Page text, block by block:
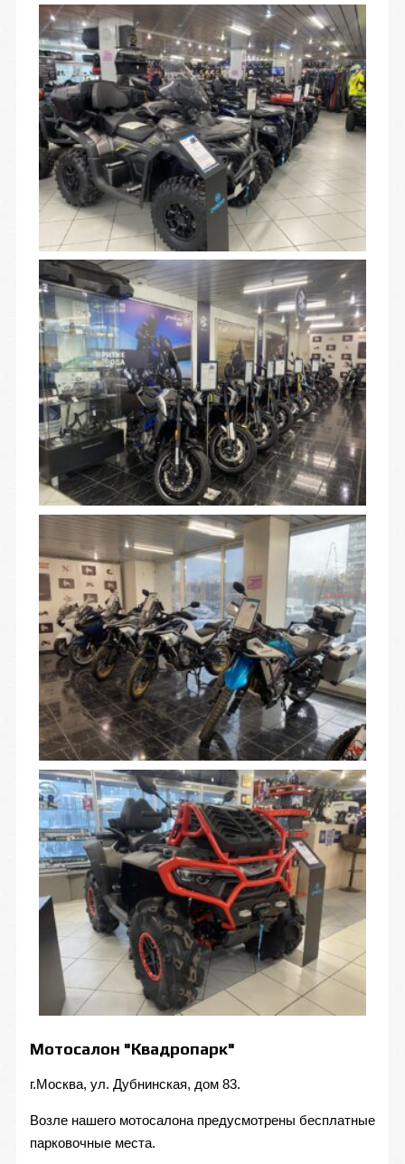
Мотосалон "Квадропарк"
г.Москва, ул. Дубнинская, дом 83.
Возле нашего мотосалона предусмотрены бесплатные
парковочные места.